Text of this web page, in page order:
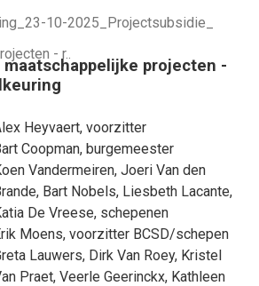
10-2025_Projectsubsidie_
- r..
projecten -
Heyvaert, voorzitter
Coopman, burgemeester
Vandermeiren, Joeri Van den
, Bart Nobels, Liesbeth Lacante,
De Vreese, schepenen
Moens, voorzitter BCSD/schepen
Lauwers, Dirk Van Roey, Kristel
Praet, Veerle Geerinckx, Kathleen